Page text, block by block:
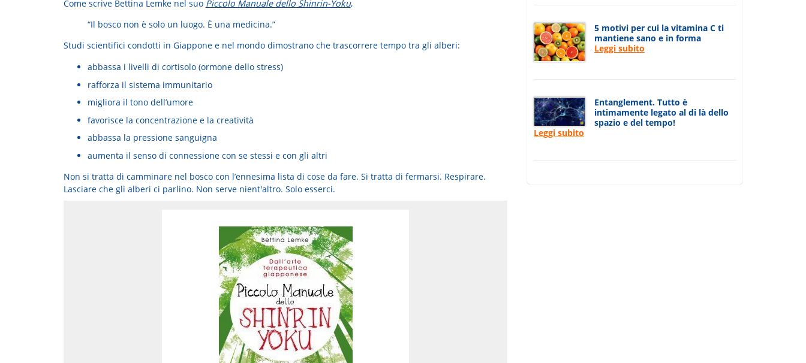
Come scrive Bettina Lemke nel suo Piccolo Manuale dello Shinrin-Yoku,
“Il bosco non è solo un luogo. È una medicina.”
Studi scientifici condotti in Giappone e nel mondo dimostrano che trascorrere tempo tra gli alberi:
abbassa i livelli di cortisolo (ormone dello stress)
rafforza il sistema immunitario
migliora il tono dell’umore
favorisce la concentrazione e la creatività
abbassa la pressione sanguigna
aumenta il senso di connessione con se stessi e con gli altri
Non si tratta di camminare nel bosco con l’ennesima lista di cose da fare. Si tratta di fermarsi. Respirare.
Lasciare che gli alberi ci parlino. Non serve nient'altro. Solo esserci.
5 motivi per cui la vitamina C ti
mantiene sano e in forma
Leggi subito
Entanglement. Tutto è
intimamente legato al di là dello
spazio e del tempo!
Leggi subito